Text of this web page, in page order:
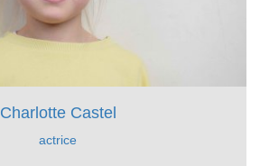
Charlotte Castel
actrice